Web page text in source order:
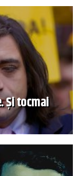
Și tocmai